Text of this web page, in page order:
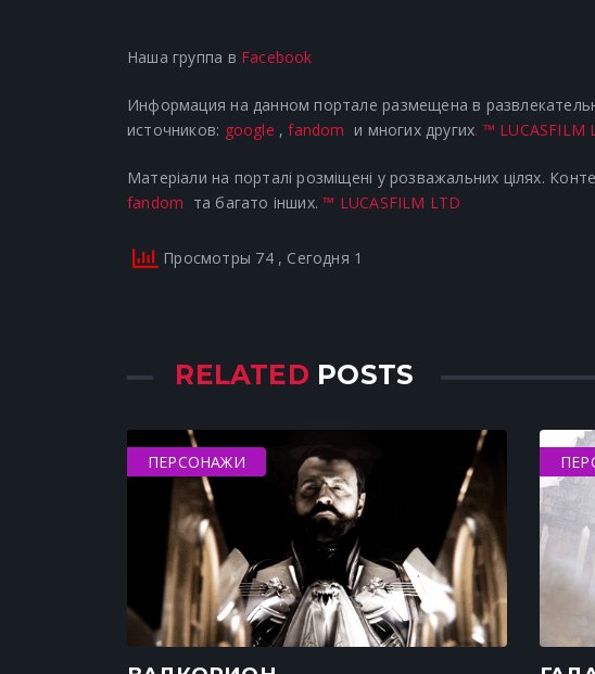
Наша группа в Facebook
Информация на данном портале размещена в
источников: google ,fandom и многих других. ™ LUCASFILM
Матеріали на порталі розміщені у розважальних цілях.
fandom та багато інших.™ LUCASFILM LTD
Просмотры 74 , Сегодня 1
RELATED POSTS
ПЕРСОНАЖИ